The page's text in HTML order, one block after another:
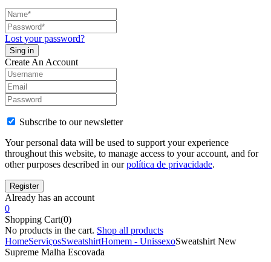
Lost your password?
Create An Account
Subscribe to our newsletter
Your personal data will be used to support your experience
throughout this website, to manage access to your account, and for
other purposes described in ourpolítica de privacidade.
Already has an account
0
Shopping Cart(0)
No products in the cart. Shop all products
HomeServiçosSweatshirtHomem - UnissexoSweatshirt New
Supreme Malha Escovada